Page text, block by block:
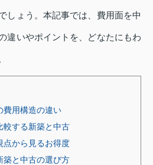
しょう。本記事では、費用面を中
違いやポイントを、どなたにもわ
費用構造の違い
較する新築と中古
点から見るお得度
築と中古の選び方